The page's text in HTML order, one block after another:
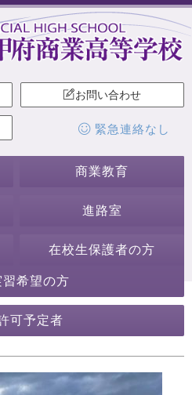
お問い合わせ
緊急連絡なし
商業教育
進路室
在校生保護者の方
希望の方
可予定者